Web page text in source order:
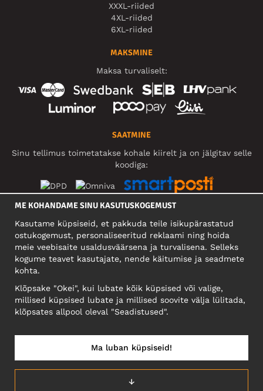
XXXL-riided
4XL-riided
6XL-riided
MAKSMINE
Maksa turvaliselt:
SAATMINE
Sinu tellimus toimetatakse kohale kiirelt ja on jälgitav selle
koodiga:
FIRMA
Mäeküla tn 9, EE-13525 Tallinn
Reg: 17449603, KMKR: EE102960721
EESTI/EESTI KEEL
ME KOHANDAME SINU KASUTUSKOGEMUST
Kasutame küpsiseid, et pakkuda teile isikupärastatud
ostukogemust, personaliseeritud reklaami ning hoida
meie veebisaite usaldusväärsena ja turvalisena. Selleks
kogume teavet kasutajate, nende käitumise ja seadmete
kohta.
Klõpsake "Okei", kui lubate kõik küpsised või valige,
millised küpsised lubate ja millised soovite välja lülitada,
klõpsates allpool oleval "Seadistused".
↓
Ma luban küpsiseid!